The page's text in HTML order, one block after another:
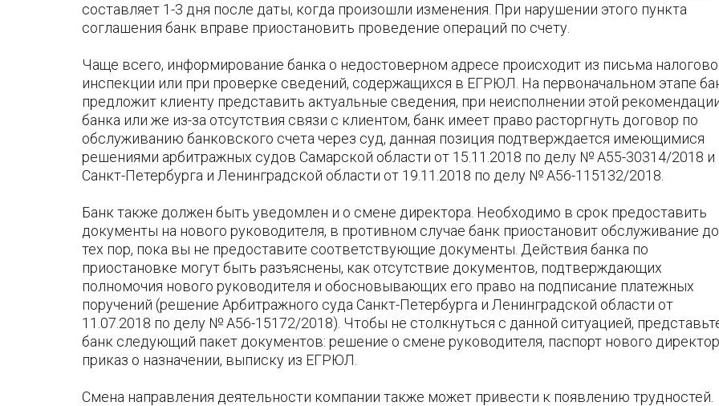
составляет 1-3 дня после даты, когда произошли изменения. При нарушении этого пункта
соглашения банк вправе приостановить проведение операций по счету.
Чаще всего, информирование банка о недостоверном адресе происходит из письма
инспекции или при проверке сведений, содержащихся в ЕГРЮЛ. На первоначальном этапе
предложит клиенту представить актуальные сведения, при неисполнении этой
банка или же из-за отсутствия связи с клиентом, банк имеет право расторгнуть договор по
обслуживанию банковского счета через суд, данная позиция подтверждается имеющимися
решениями арбитражных судов Самарской области от 15.11.2018 по делу № А55-30314/2018 и
Санкт-Петербурга и Ленинградской области от 19.11.2018 по делу № А56-115132/2018.
Банк также должен быть уведомлен и о смене директора. Необходимо в срок предоставить
документы на нового руководителя, в противном случае банк приостановит обслуживание до
тех пор, пока вы не предоставите соответствующие документы. Действия банка по
приостановке могут быть разъяснены, как отсутствие документов, подтверждающих
полномочия нового руководителя и обосновывающих его право на подписание платежных
поручений (решение Арбитражного суда Санкт-Петербурга и Ленинградской области от
11.07.2018 по делу № А56-15172/2018). Чтобы не столкнуться с данной ситуацией,
банк следующий пакет документов: решение о смене руководителя, паспорт нового
приказ о назначении, выписку из ЕГРЮЛ.
Смена направления деятельности компании также может привести к появлению трудностей.